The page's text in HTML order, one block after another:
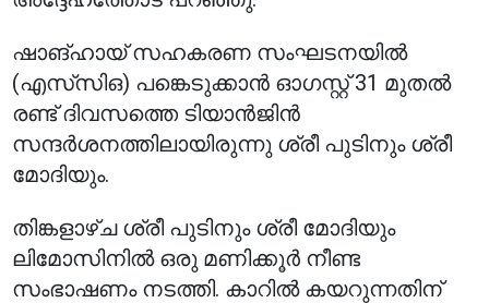
ഷാങ്ഹായ് സഹകരണ സംഘടനയിൽ
(എസ്‌സി‌ഒ) പങ്കെടുക്കാൻ ഓഗസ്റ്റ് 31 മുതൽ
രണ്ട് ദിവസത്തെ ടിയാൻജിൻ
സന്ദർശനത്തിലായിരുന്നു ശ്രീ പുടിനും ശ്രീ
മോദിയും.
തിങ്കളാഴ്ച ശ്രീ പുടിനും ശ്രീ മോദിയും
ലിമോസിനിൽ ഒരു മണിക്കൂർ നീണ്ട
സംഭാഷണം നടത്തി. കാറിൽ കയറുന്നതിന്